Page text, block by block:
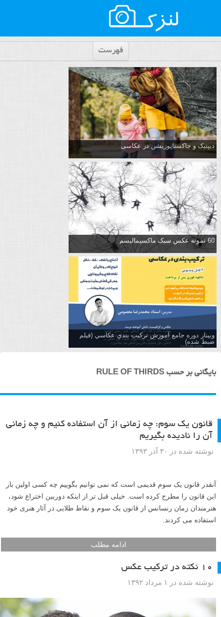
فهرست
دیپتیک و جاکستا‌پوزیشن در عکاسی
60 نمونه عکس سبک ماکسیمالیسم
وبینار دوره جامع آموزش تركيب بندي عكاسي (فیلم
ضبط شده)
بایگانی بر حسب RULE OF THIRDS
قانون یک سوم: چه زمانی از آن استفاده کنیم و چه زمانی
آن را نادیده بگیریم
نوشته شده در ۳۰ آذر ۱۳۹۳
آنقدر قانون یک سوم قدیمی است که نمی توانیم بگوییم چه کسی اولین بار
این قانون را مطرح کرده است. خیلی قبل تر از اینکه دوربین اختراع شود،
هنرمندان زمان رنسانس از قانون یک سوم و نقاط طلایی در آثار هنری خود
استفاده می کردند.
ادامه مطلب
۱۰ نکته در ترکیب عکس
نوشته شده در ۱ مرداد ۱۳۹۲